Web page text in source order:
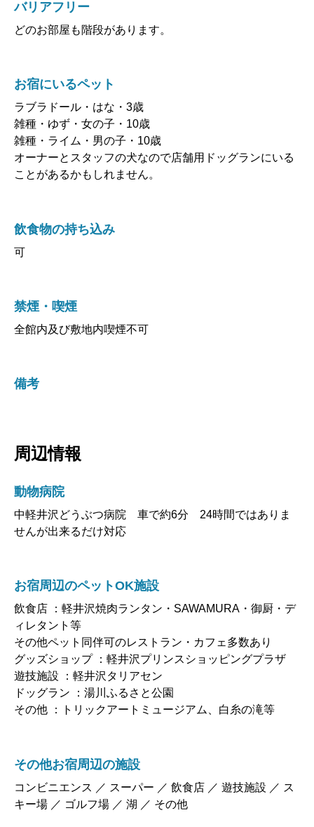
バリアフリー
どのお部屋も階段があります。
お宿にいるペット
ラブラドール・はな・3歳
雑種・ゆず・女の子・10歳
雑種・ライム・男の子・10歳
オーナーとスタッフの犬なので店舗用ドッグランにいる
ことがあるかもしれません。
飲食物の持ち込み
可
禁煙・喫煙
全館内及び敷地内喫煙不可
備考
周辺情報
動物病院
中軽井沢どうぶつ病院 車で約6分 24時間ではありま
せんが出来るだけ対応
お宿周辺のペットOK施設
飲食店 ：軽井沢焼肉ランタン・SAWAMURA・御厨・デ
ィレタント等
その他ペット同伴可のレストラン・カフェ多数あり
グッズショップ ：軽井沢プリンスショッピングプラザ
遊技施設 ：軽井沢タリアセン
ドッグラン ：湯川ふるさと公園
その他 ：トリックアートミュージアム、白糸の滝等
その他お宿周辺の施設
コンビニエンス ／ スーパー ／ 飲食店 ／ 遊技施設 ／ ス
キー場 ／ ゴルフ場 ／ 湖 ／ その他